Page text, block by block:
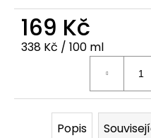
169 Kč
Měrná cena:
338 Kč / 100 ml
Popis
u
č
j